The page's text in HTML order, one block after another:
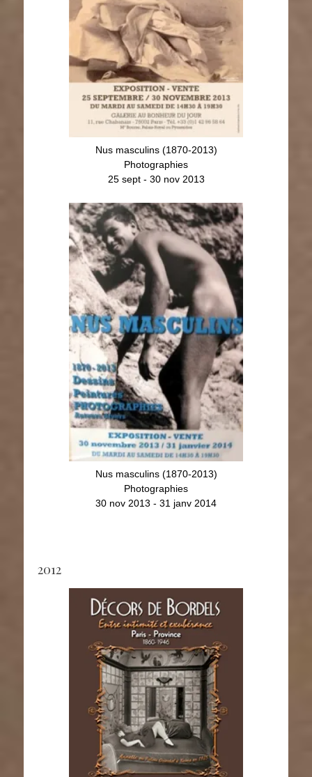
Nus masculins (1870-2013)
Photographies
25 sept - 30 nov 2013
Nus masculins (1870-2013)
Photographies
30 nov 2013 - 31 janv 2014
Nus masculins (1870-2013)
Photographies
30 nov 2013 - 31 janv 2014
2012
Décors de Bordels
Entre intimité et exhubérance
26 oct 2011 - 28 janv 2012